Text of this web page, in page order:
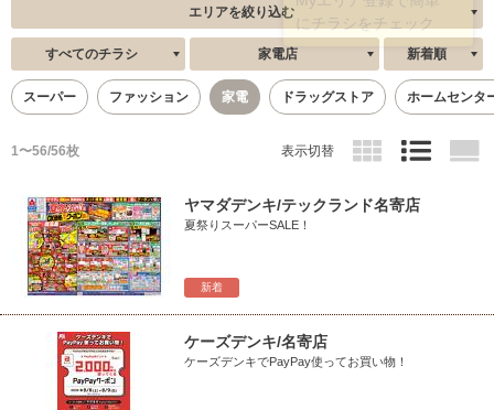
エリアを絞り込む
すべてのチラシ 家電店 新着順
スーパー ファッション 家電 ドラッグストア ホームセンタ
1〜56/56枚 表示切替
新着
ヤマダデンキ/テックランド名寄店
夏祭りスーパーSALE！
ケーズデンキ/名寄店
ケーズデンキでPayPay使ってお買い物！